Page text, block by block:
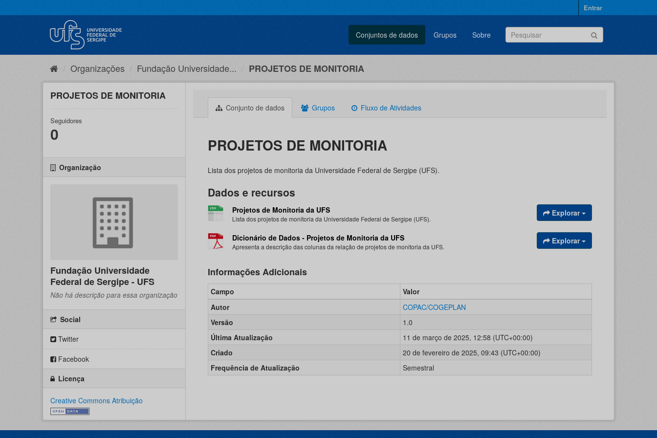
para
Entrar
Conjuntos de dados Grupos Sobre
Organizações Fundação Universidade... PROJETOS DE MONITORIA
PROJETOS DE MONITORIA
Seguidores
0
Organização
Fundação Universidade
Federal de Sergipe - UFS
Não há descrição para essa organização
Social
Twitter
Facebook
Licença
Creative Commons Atribuição
Conjunto de dados Grupos Fluxo de Atividades
PROJETOS DE MONITORIA
Lista dos projetos de monitoria da Universidade Federal de Sergipe (UFS).
Dados e recursos
Projetos de Monitoria da UFS
Lista dos projetos de monitoria da Universidade Federal de Sergipe (UFS).
Explorar
Dicionário de Dados - Projetos de Monitoria da UFS
Apresenta a descrição das colunas da relação de projetos de monitoria da UFS.
Explorar
Informações Adicionais
Campo
Valor
Autor
COPAC/COGEPLAN
Versão
1.0
Última Atualização
11 de março de 2025, 12:58 (UTC+00:00)
Criado
20 de fevereiro de 2025, 09:43 (UTC+00:00)
Frequência de Atualização
Semestral